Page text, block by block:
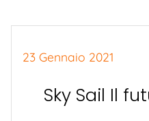
23 Gennaio 2021
Sky Sail Il